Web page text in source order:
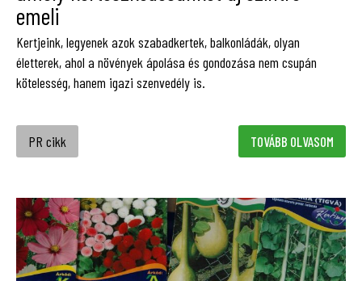
emeli
Kertjeink, legyenek azok szabadkertek, balkonládák, olyan
életterek, ahol a növények ápolása és gondozása nem csupán
kötelesség, hanem igazi szenvedély is.
PR cikk TOVÁBB OLVASOM